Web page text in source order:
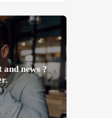
news ?